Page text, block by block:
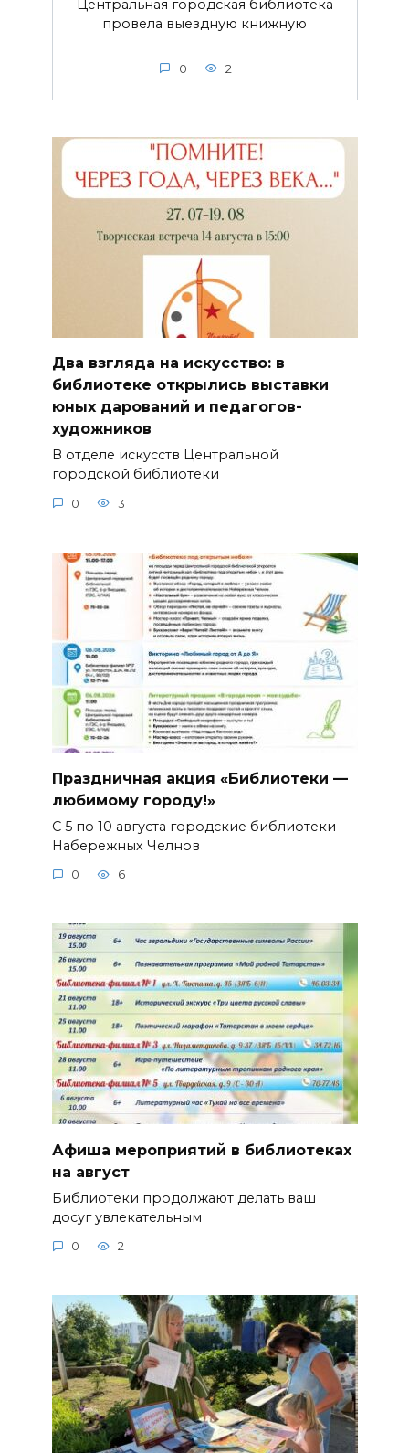
Центральная городская библиотека
провела выездную книжную
0 2
Два взгляда на искусство: в
библиотеке открылись выставки
юных дарований и педагогов-
художников
В отделе искусств Центральной
городской библиотеки
0 3
Праздничная акция «Библиотеки —
любимому городу!»
С 5 по 10 августа городские библиотеки
Набережных Челнов
0 6
Афиша мероприятий в библиотеках
на август
Библиотеки продолжают делать ваш
досуг увлекательным
0 2